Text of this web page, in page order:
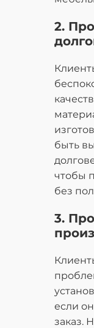
2.
быть
чтобы
без
3.
если
заказ.